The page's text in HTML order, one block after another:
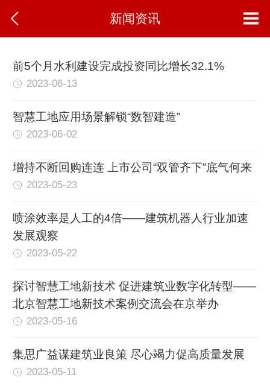
新闻资讯
前5个月水利建设完成投资同比增长32.1%
2023-06-13
智慧工地应用场景解锁“数智建造”
2023-06-02
增持不断回购连连 上市公司“双管齐下”底气何来
2023-05-23
喷涂效率是人工的4倍——建筑机器人行业加速
发展观察
2023-05-22
探讨智慧工地新技术 促进建筑业数字化转型——
北京智慧工地新技术案例交流会在京举办
2023-05-16
集思广益谋建筑业良策 尽心竭力促高质量发展
2023-05-11